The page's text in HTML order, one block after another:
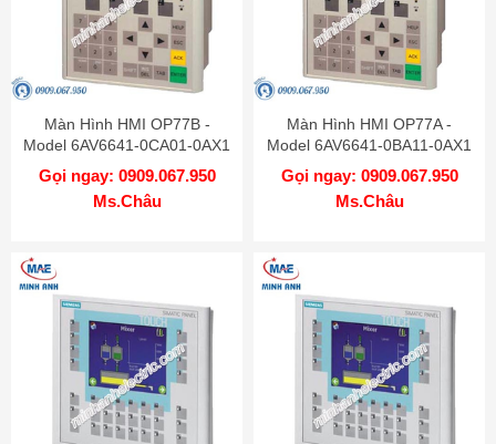
Màn Hình HMI OP77B -
Model 6AV6641-0CA01-0AX1
Gọi ngay: 0909.067.950
Ms.Châu
Màn Hình HMI OP77A -
Model 6AV6641-0BA11-0AX1
Gọi ngay: 0909.067.950
Ms.Châu